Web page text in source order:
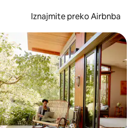
Iznajmite preko Airbnba